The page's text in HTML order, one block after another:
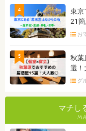
4
東京
21
お
5
秋葉
選！
グ
マチし